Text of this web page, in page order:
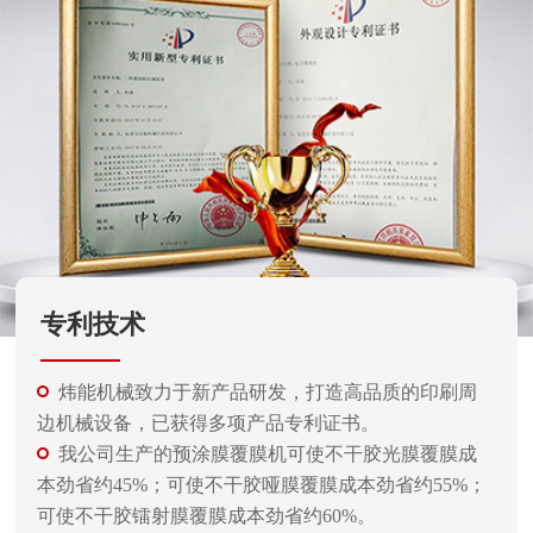
专利技术
炜能机械致力于新产品研发，打造高品质的印刷周
边机械设备，已获得多项产品专利证书。
我公司生产的预涂膜覆膜机可使不干胶光膜覆膜成
本劲省约45%；可使不干胶哑膜覆膜成本劲省约55%；
可使不干胶镭射膜覆膜成本劲省约60%。